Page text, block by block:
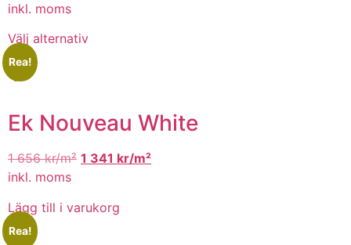
inkl. moms
Välj alternativ
Rea!
Ek Nouveau White
1 656kr/m² 1 341 kr/m²
inkl. moms
Lägg till i varukorg
Rea!